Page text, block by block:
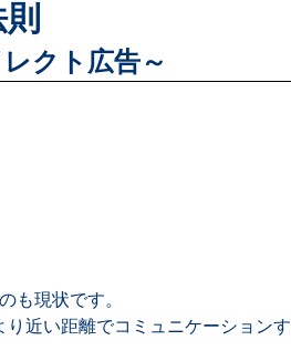
クト広告～
現状です。
近い距離でコミュニケーションす